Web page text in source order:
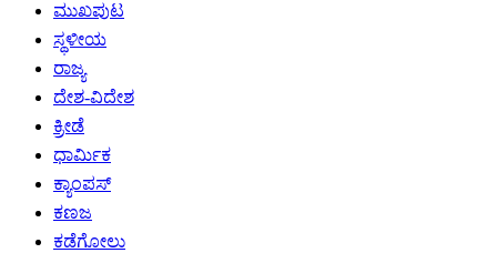
ಮುಖಪುಟ
ಸ್ಥಳೀಯ
ರಾಜ್ಯ
ದೇಶ-ವಿದೇಶ
ಕ್ರೀಡೆ
ಧಾರ್ಮಿಕ
ಕ್ಯಾಂಪಸ್
ಕಣಜ
ಕಡೆಗೋಲು